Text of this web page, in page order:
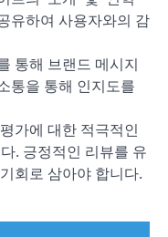
유하여 사용자와의 감
통해 브랜드 메시지
통을 통해 인지도를
가에 대한 적극적인
. 긍정적인 리뷰를 유
회로 삼아야 합니다.